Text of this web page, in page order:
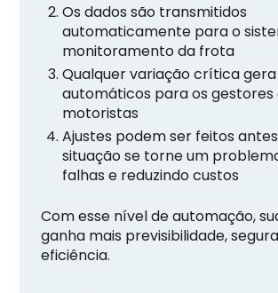
Os dados são transmitidos
automaticamente para o
monitoramento da frota
Qualquer variação crítica
automáticos para os gestores
motoristas
Ajustes podem ser feitos
situação se torne um
falhas e reduzindo custos
Com esse nível de automação,
ganha mais previsibilidade,
eficiência.